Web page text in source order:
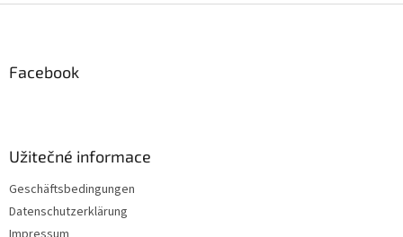
Facebook
Užitečné informace
Geschäftsbedingungen
Datenschutzerklärung